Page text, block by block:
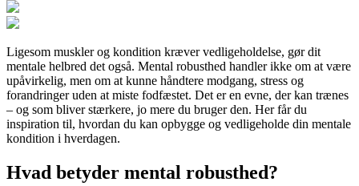
Ligesom muskler og kondition kræver vedligeholdelse, gør dit
mentale helbred det også. Mental robusthed handler ikke om at være
upåvirkelig, men om at kunne håndtere modgang, stress og
forandringer uden at miste fodfæstet. Det er en evne, der kan trænes
– og som bliver stærkere, jo mere du bruger den. Her får du
inspiration til, hvordan du kan opbygge og vedligeholde din mentale
kondition i hverdagen.
Hvad betyder mental robusthed?